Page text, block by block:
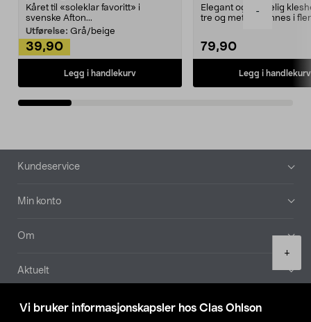
Vi bruker informasjonskapsler hos Clas Ohlson
-
+
Kåret til «soleklar favoritt» i
svenske Afton...
Utførelse: Grå/beige
39,90
Legg i handlekurv
Elegant og skikkelig
tre og metall – finnes i
79,90
Legg i handlekurv
Bunntekst
Kundeservice
Min konto
Om
Aktuelt
Våre selskaper